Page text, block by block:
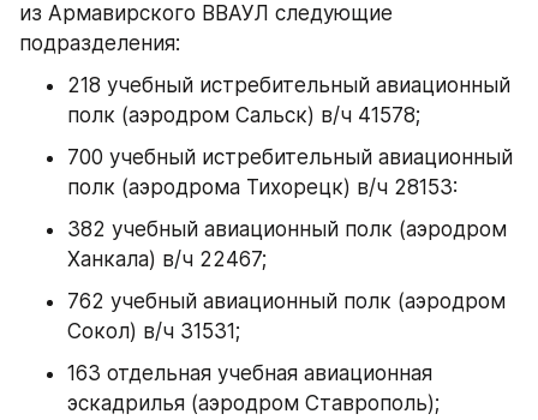
из Армавирского ВВАУЛ следующие
подразделения:
218 учебный истребительный авиационный
полк (аэродром Сальск) в/ч 41578;
700 учебный истребительный авиационный
полк (аэродрома Тихорецк) в/ч 28153:
382 учебный авиационный полк (аэродром
Ханкала) в/ч 22467;
762 учебный авиационный полк (аэродром
Сокол) в/ч 31531;
163 отдельная учебная авиационная
эскадрилья (аэродром Ставрополь);